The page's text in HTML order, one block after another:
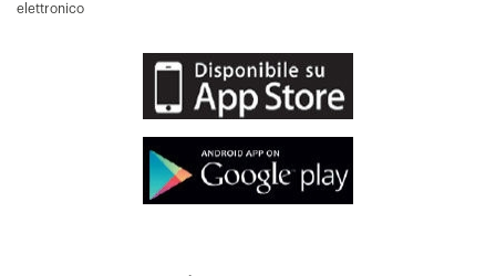
elettronico